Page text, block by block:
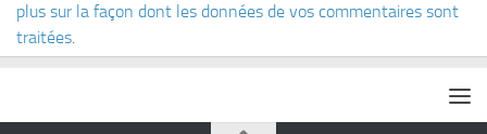
plus sur la façon dont les données de vos commentaires sont
traitées.